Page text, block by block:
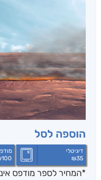
הוספה לסל
דיגיטלי
₪35
100
*המחיר לספר מודפס